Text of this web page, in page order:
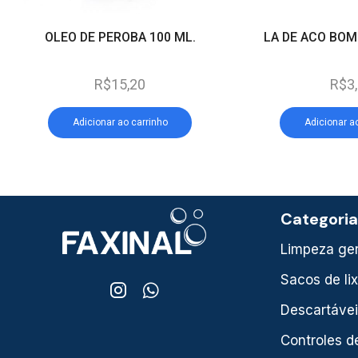
OLEO DE PEROBA 100 ML.
R$15,20
Adicionar ao carrinho
LA DE ACO
R$
Adicionar
Limpeza
Sacos de
Controles